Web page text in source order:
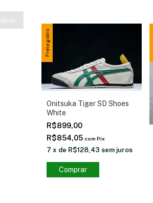
Frete grátis
Onitsuka Tiger SD Shoes
White
R$899,00
R$854,05 com Pix
7 x de R$128,43 sem juros
Comprar